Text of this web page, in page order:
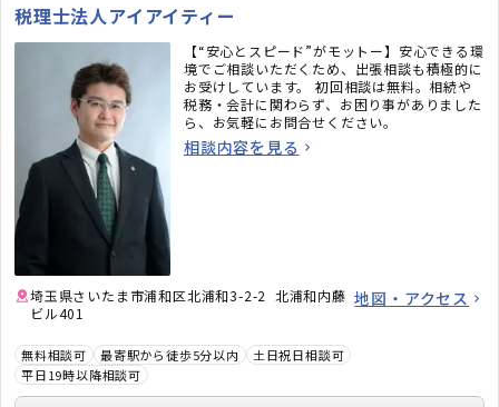
税理士法人アイアイティー
【“安心とスピード”がモットー】安心できる環
境でご相談いただくため、出張相談も積極的に
お受けしています。 初回相談は無料。相続や
税務・会計に関わらず、お困り事がありました
ら、お気軽にお問合せください。
相談内容を見る
埼玉県さいたま市浦和区北浦和3-2-2 北浦和内藤
ビル401
地図・アクセス
無料相談可 最寄駅から徒歩5分以内
土日祝日相談可
平日19時以降相談可